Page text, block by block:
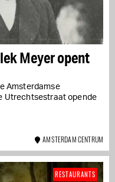
Meyer opent
Amsterdamse
Utrechtsestraat opende
AMSTERDAM CENTRUM
RESTAURANTS